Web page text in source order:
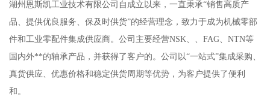
湖州恩斯凯工业技术有限公司自成立以来，一直秉承“销售高质产
品、提供优良服务、保及时供货”的经营理念，致力于成为机械零部
件和工业零配件集成供应商。公司主要经营NSK、、FAG、NTN等
国内外**的轴承产品，并获得了客户的。公司以“一站式”集成采购、
真货供应、优惠价格和稳定供货周期等优势，为客户提供了便利
和。